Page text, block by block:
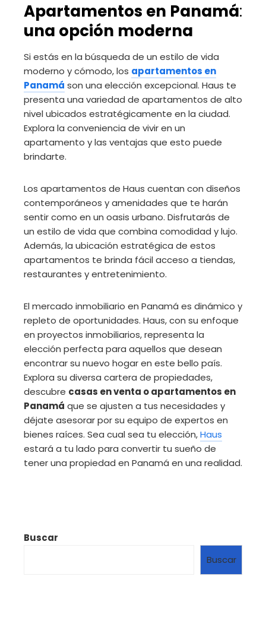
Apartamentos en Panamá:
una opción moderna
Si estás en la búsqueda de un estilo de vida
moderno y cómodo, los apartamentos en
Panamá son una elección excepcional. Haus te
presenta una variedad de apartamentos de alto
nivel ubicados estratégicamente en la ciudad.
Explora la conveniencia de vivir en un
apartamento y las ventajas que esto puede
brindarte.
Los apartamentos de Haus cuentan con diseños
contemporáneos y amenidades que te harán
sentir como en un oasis urbano. Disfrutarás de
un estilo de vida que combina comodidad y lujo.
Además, la ubicación estratégica de estos
apartamentos te brinda fácil acceso a tiendas,
restaurantes y entretenimiento.
El mercado inmobiliario en Panamá es dinámico y
repleto de oportunidades. Haus, con su enfoque
en proyectos inmobiliarios, representa la
elección perfecta para aquellos que desean
encontrar su nuevo hogar en este bello país.
Explora su diversa cartera de propiedades,
descubre casas en venta o apartamentos en
Panamá que se ajusten a tus necesidades y
déjate asesorar por su equipo de expertos en
bienes raíces. Sea cual sea tu elección,Haus
estará a tu lado para convertir tu sueño de
tener una propiedad en Panamá en una realidad.
Buscar
Buscar